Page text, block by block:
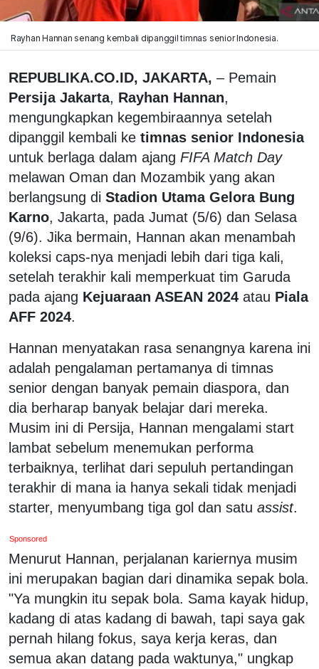
Rayhan Hannan senang kembali dipanggil timnas senior Indonesia.
REPUBLIKA.CO.ID, JAKARTA, – Pemain
Persija Jakarta, Rayhan Hannan,
mengungkapkan kegembiraannya setelah
dipanggil kembali ke timnas senior Indonesia
untuk berlaga dalam ajang FIFA Match Day
melawan Oman dan Mozambik yang akan
berlangsung di Stadion Utama Gelora Bung
Karno, Jakarta, pada Jumat (5/6) dan Selasa
(9/6). Jika bermain, Hannan akan menambah
koleksi caps-nya menjadi lebih dari tiga kali,
setelah terakhir kali memperkuat tim Garuda
pada ajang Kejuaraan ASEAN 2024 atau Piala
AFF 2024.
Hannan menyatakan rasa senangnya karena ini
adalah pengalaman pertamanya di timnas
senior dengan banyak pemain diaspora, dan
dia berharap banyak belajar dari mereka.
Musim ini di Persija, Hannan mengalami start
lambat sebelum menemukan performa
terbaiknya, terlihat dari sepuluh pertandingan
terakhir di mana ia hanya sekali tidak menjadi
starter, menyumbang tiga gol dan satu assist.
Sponsored
Menurut Hannan, perjalanan kariernya musim
ini merupakan bagian dari dinamika sepak bola.
"Ya mungkin itu sepak bola. Sama kayak hidup,
kadang di atas kadang di bawah, tapi saya gak
pernah hilang fokus, saya kerja keras, dan
semua akan datang pada waktunya," ungkap